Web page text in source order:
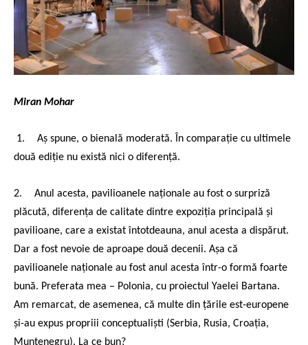
Miran Mohar
1.
Aș spune, o bienală moderată. În comparație cu ultimele
două ediție nu există nici o diferență.
2.
Anul acesta, pavilioanele naționale au fost o surpriză
plăcută, diferența de calitate dintre expoziția principală și
pavilioane, care a existat întotdeauna, anul acesta a dispărut.
Dar a fost nevoie de aproape două decenii. Așa că
pavilioanele naționale au fost anul acesta într-o formă foarte
bună. Preferata mea – Polonia, cu proiectul Yaelei Bartana.
Am remarcat, de asemenea, că multe din țările est-europene
și-au expus propriii conceptualiști (Serbia, Rusia, Croația,
Muntenegru). La ce bun?